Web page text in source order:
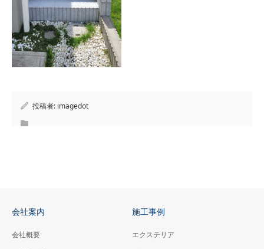
投稿者: imagedot
会社案内
会社概要
施工事例
エクステリア